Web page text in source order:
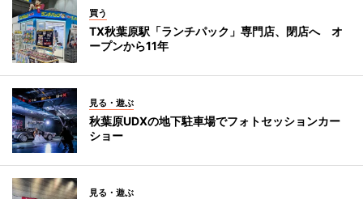
買う
TX秋葉原駅「ランチパック」専門店、閉店へ オ
ープンから11年
見る・遊ぶ
秋葉原UDXの地下駐車場でフォトセッションカー
ショー
見る・遊ぶ